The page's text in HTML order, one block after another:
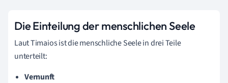
Die Einteilung der menschlichen Seele
Laut Timaios ist die menschliche Seele in drei Teile
unterteilt:
Vernunft